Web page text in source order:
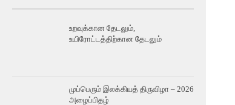
உறவுக்கான தேடலும்,
உயிரோட்டத்திற்கான தேடலும்
முப்பெரும் இலக்கியத் திருவிழா – 2026
அழைப்பிதழ்